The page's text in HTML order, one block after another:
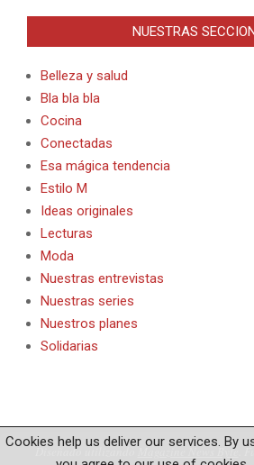
NUESTRAS
Belleza y salud
Bla bla bla
Cocina
Conectadas
Esa mágica tendencia
Estilo M
Ideas originales
Lecturas
Moda
Nuestras entrevistas
Nuestras series
Nuestros planes
Solidarias
Diseñado utilizandoMagazine News Byte .
Cookies help us deliver our services. By